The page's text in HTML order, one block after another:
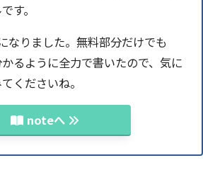
す。
なりました。無料部分だけでも
かるように全力で書いたので、気に
くださいね。
noteへ